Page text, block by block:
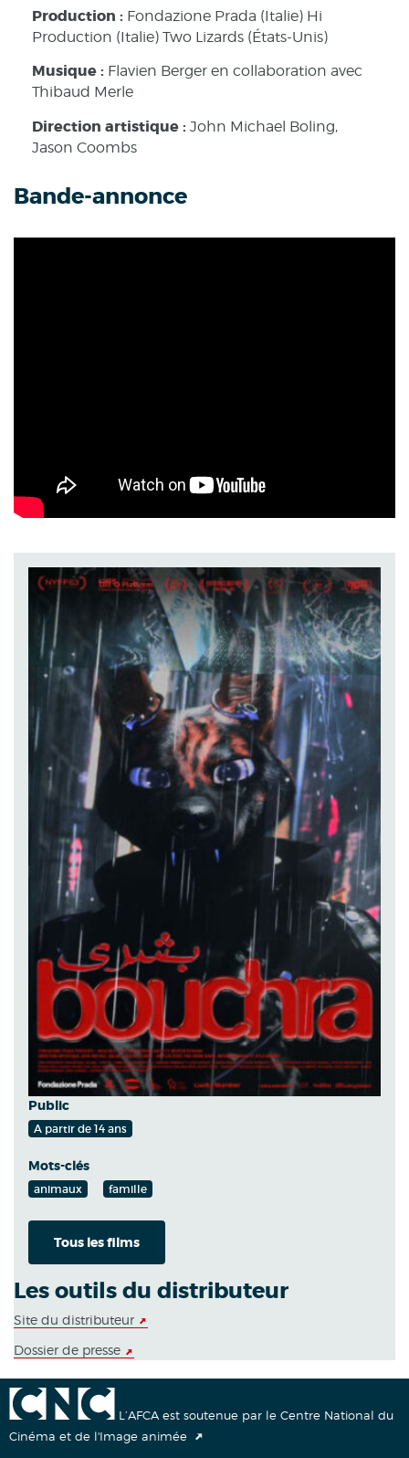
Production : Fondazione Prada (Italie) Hi
Production (Italie) Two Lizards (États-Unis)
Musique : Flavien Berger en collaboration avec
Thibaud Merle
Direction artistique : John Michael Boling,
Jason Coombs
Bande-annonce
Public
A partir de 14 ans
Mots-clés
animaux famille
Tous les films
Les outils du distributeur
Site du distributeur
Dossier de presse
L’AFCA est soutenue par le Centre National du
Cinéma et de l'Image animée